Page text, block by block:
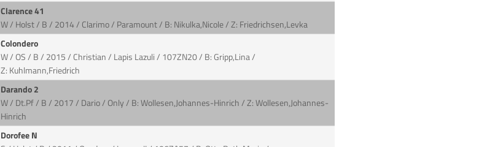
Clarence 41
W / Holst / B / 2014 / Clarimo / Paramount / B: Nikulka,Nicole / Z: Friedrichsen,Levka
Colondero
W / OS / B / 2015 / Christian / Lapis Lazuli / 107ZN20 / B: Gripp,Lina /
Z: Kuhlmann,Friedrich
Darando 2
W / Dt.Pf / B / 2017 / Dario / Only / B: Wollesen,Johannes-Hinrich / Z: Wollesen,Johannes-
Hinrich
Dorofee N